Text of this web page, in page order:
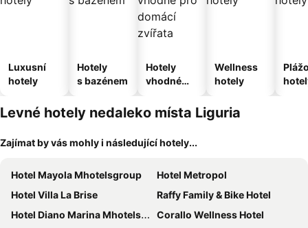
Luxusní
hotely
Hotely
s bazénem
Hotely
vhodné
domácí
zvířata
Wellness
hotely
Levné hotely nedaleko místa Liguria
Zajímat by vás mohly i následující hotely...
Hotel Mayola Mhotelsgroup
Hotel Metropol
Hotel Villa La Brise
Raffy Family & Bike Hotel
Hotel Diano Marina Mhotelsgroup
Corallo Wellness Hotel